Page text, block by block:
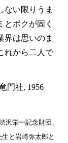
ない限りうま
とボクが固く
界は思いのま
れから二人で
門社, 1956
沢栄一記念財団、
と岩崎弥太郎と